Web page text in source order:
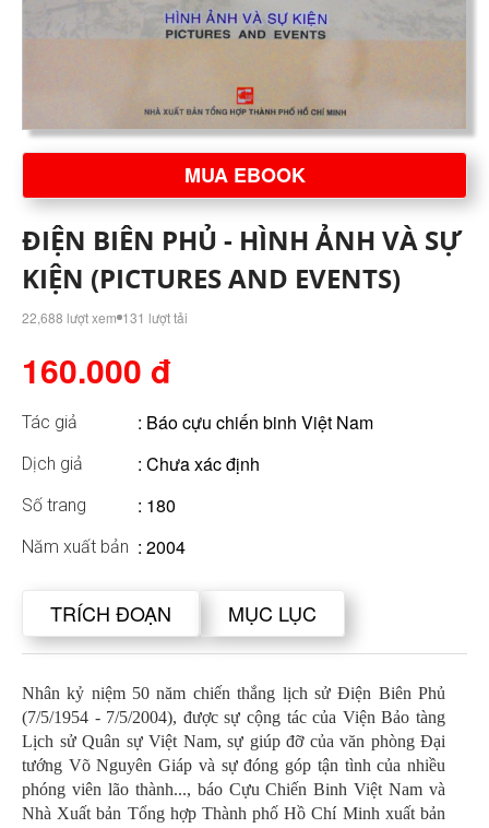
MUA EBOOK
ĐIỆN BIÊN PHỦ - HÌNH ẢNH VÀ SỰ
KIỆN (PICTURES AND EVENTS)
22,688 lượt xem 131 lượt tải
160.000 đ
Tác giả : Báo cựu chiến binh Việt Nam
Dịch giả : Chưa xác định
Số trang : 180
Năm xuất bản : 2004
TRÍCH ĐOẠN MỤC LỤC
Nhân kỷ niệm 50 năm chiến thắng lịch sử Điện Biên Phủ
(7/5/1954 - 7/5/2004), được sự cộng tác của Viện Bảo tàng
Lịch sử Quân sự Việt Nam, sự giúp đỡ của văn phòng Đại
tướng Võ Nguyên Giáp và sự đóng góp tận tình của nhiều
phóng viên lão thành..., báo Cựu Chiến Binh Việt Nam và
Nhà Xuất bản Tổng hợp Thành phố Hồ Chí Minh xuất bản